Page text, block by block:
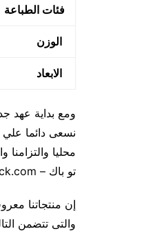
فئات الطباعة
الوزن
الابعاد
ومع بداية عهد
نسعى دائما علي
محليا
تو باك – M2pack.com
إن منتجاتنا
والتى تتضمن